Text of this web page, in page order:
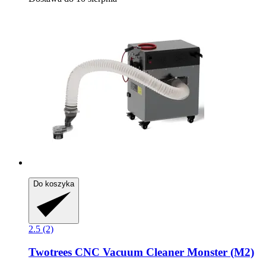
Do koszyka
2.5 (2)
Twotrees CNC Vacuum Cleaner Monster (M2)